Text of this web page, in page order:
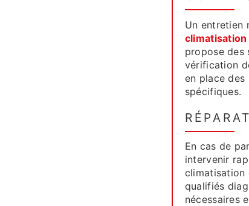
Un entretien
climatisation
propose des
vérification
en place
spécifiques.
En cas de
intervenir
climatisation
qualifiés
nécessaires